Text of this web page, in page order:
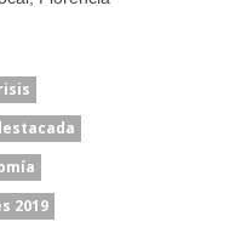
2019